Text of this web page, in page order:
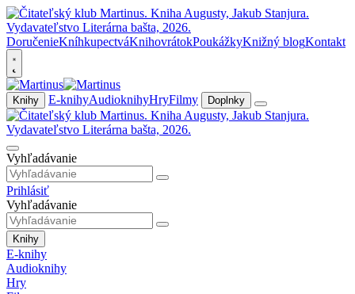
DoručenieKníhkupectváKnihovrátokPoukážkyKnižný blogKontakt
Knihy E-knihyAudioknihyHryFilmy Doplnky
Vyhľadávanie
Prihlásiť
Vyhľadávanie
Knihy
E-knihy
Audioknihy
Hry